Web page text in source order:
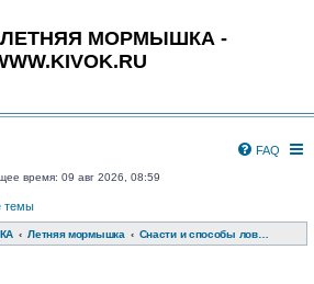
МОРМЫШКА -
FAQ
время: 09 авг 2026, 08:59
темы
Летняя мормышка Снасти и способы ловли с боковым кивком